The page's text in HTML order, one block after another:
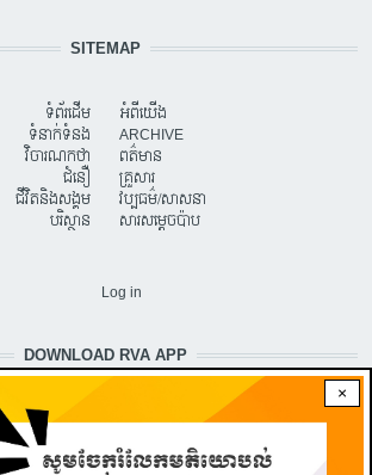
×
SITEMAP
ទំព័រដើម
ទំនាក់ទំនង
វិចារណកថា
ជំនឿ
ជីវិតនិងសង្គម
បរិស្ថាន
អំពីយើង
ARCHIVE
ពត៌មាន
គ្រួសារ
វប្បធម៌/សាសនា
សារសម្តេចប៉ាប
Log in
DOWNLOAD RVA APP